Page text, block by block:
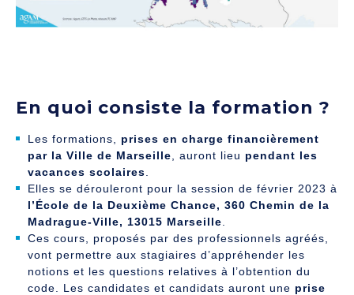
En quoi consiste la formation ?
Les formations, prises en charge financièrement
par la Ville de Marseille , auront lieu pendant les
vacances scolaires
Elles se dérouleront pour la session de février 2023 à
l’École de la Deuxième Chance, 360 Chemin de la
Madrague-Ville, 13015 Marseille
Ces cours, proposés par des professionnels agréés,
vont permettre aux stagiaires d’appréhender les
notions et les questions relatives à l’obtention du
code. Les candidates et candidats auront une prise